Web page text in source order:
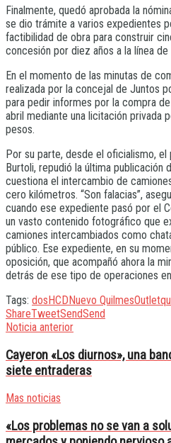
Finalmente, quedó aprobada la
se dio trámite a varios expedientes
factibilidad de obra para construir
concesión por diez años a la línea
En el momento de las minutas de
realizada por la concejal de Juntos
para pedir informes por la compra
abril mediante una licitación privada
pesos.
Por su parte, desde el oficialismo,
Burtoli, repudió la última publicación
cuestiona el intercambio de
cero kilómetros. “Son falacias”,
cuando ese expediente pasó por el
un vasto contenido fotográfico que
camiones intercambiados como
público. Ese expediente, en su
oposición, que acompañó ahora la
detrás de ese tipo de operaciones
Tags: dosHCDNuevo QuilmesOutlet
ShareTweetSendSend
Noticia anterior
Cayeron «Los diurnos», una
siete entraderas
Mas noticias
«Los problemas no se van a